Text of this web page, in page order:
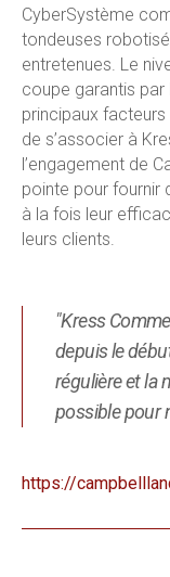
CyberSystème
tondeuses
entretenues. Le
coupe garantis
principaux
de s’associer à
l’engagement de
pointe pour fournir
à la fois leur
leurs clients.
"Kress
depuis le
régulière et la
possible pour
https://